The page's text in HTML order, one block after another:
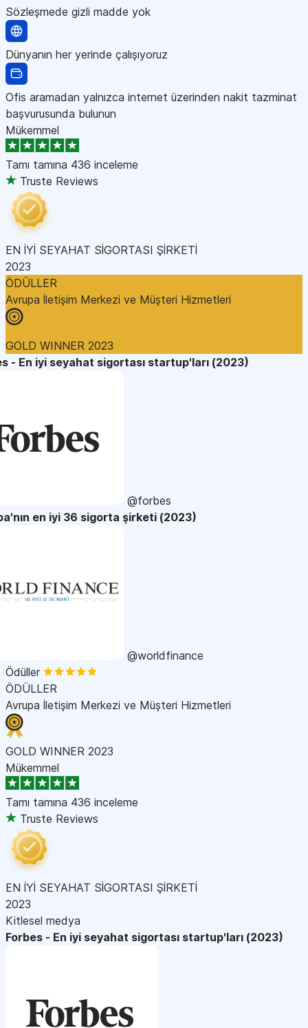
Sözleşmede gizli madde yok
Dünyanın her yerinde çalışıyoruz
Ofis aramadan yalnızca internet üzerinden nakit tazminat
başvurusunda bulunun
Mükemmel
Tamı tamına 436 inceleme
Truste Reviews
EN İYİ SEYAHAT SİGORTASI ŞİRKETİ
2023
ÖDÜLLER
Avrupa İletişim Merkezi ve Müşteri Hizmetleri
GOLD WINNER 2023
- En iyi seyahat sigortası startup'ları (2023)
@forbes
en iyi 36 sigorta şirketi (2023)
@worldfinance
Ödüller
ÖDÜLLER
Avrupa İletişim Merkezi ve Müşteri Hizmetleri
GOLD WINNER 2023
Mükemmel
Tamı tamına 436 inceleme
Truste Reviews
EN İYİ SEYAHAT SİGORTASI ŞİRKETİ
2023
Kitlesel medya
Forbes - En iyi seyahat sigortası startup'ları (2023)